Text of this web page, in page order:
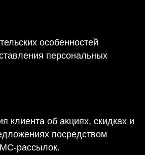
особенностей
персональных
клиента об акциях, скидках и
посредством
рассылок.